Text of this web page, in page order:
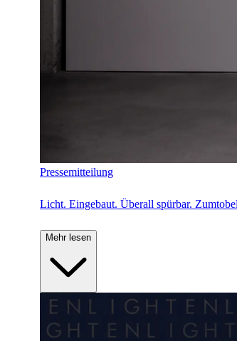
Pressemitteilung
Licht. Eingebaut. Überall spürbar.
Mehr lesen